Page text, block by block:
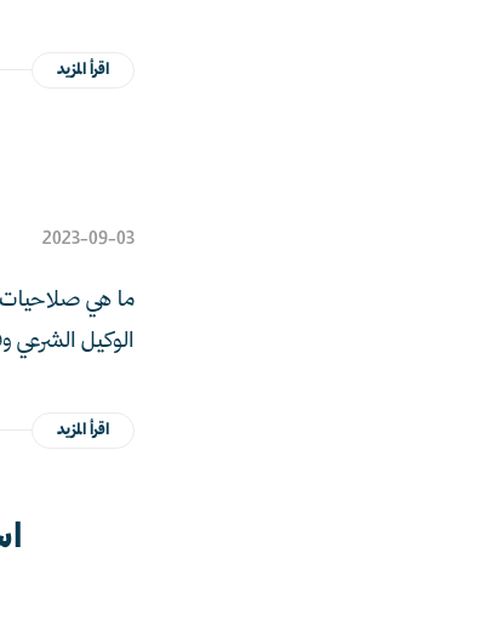
اقرأ المزيد
2023-09-03
ما هي صلاحيات
الوكيل الشرعي
اقرأ المزيد